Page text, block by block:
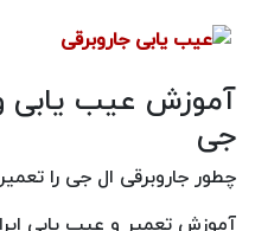
آموزش عیب یابی
جی
چطور جاروبرقی ال جی را
آموزش تعمیر و عیب یابی